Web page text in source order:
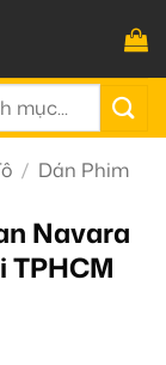
/ Dán Phim
Navara
TPHCM